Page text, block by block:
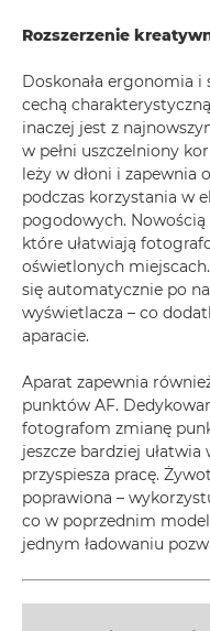
Rozszerzenie
Doskonała ergonomia i
cechą
inaczej jest z
w pełni uszczelniony
leży w dłoni i zapewnia
podczas korzystania w
pogodowych.
które ułatwiają
oświetlonych
się automatycznie po
wyświetlacza – co
aparacie.
Aparat zapewnia
punktów AF.
fotografom zmianę
jeszcze bardziej
przyspiesza pracę.
poprawiona –
co w poprzednim
jednym ładowaniu